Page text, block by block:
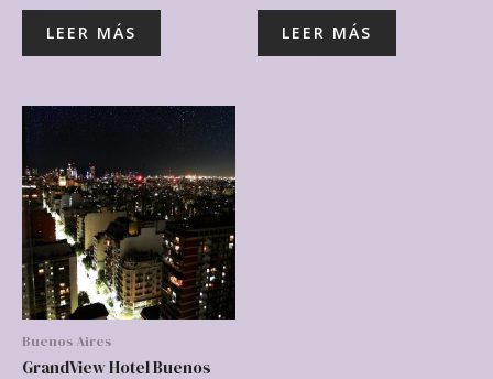
Valorado
5
LEER MÁS
Valorado
5
LEER MÁS
Buenos Aires
GrandView Hotel Buenos